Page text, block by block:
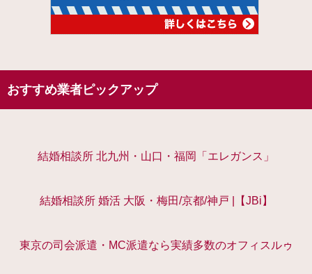
おすすめ業者ピックアップ
結婚相談所 北九州・山口・福岡「エレガンス」
結婚相談所 婚活 大阪・梅田/京都/神戸 |【JBi】
東京の司会派遣・MC派遣なら実績多数のオフィスルゥ